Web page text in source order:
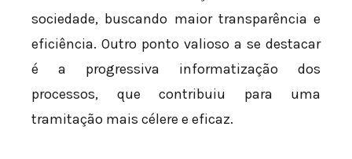
sociedade, buscando maior transparência e
eficiência. Outro ponto valioso a se destacar
é a progressiva informatização dos
processos, que contribuiu para uma
tramitação mais célere e eficaz.